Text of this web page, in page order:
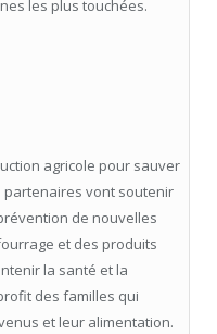
les plus touchées.
agricole pour sauver
partenaires vont soutenir
de nouvelles
et des produits
la santé et la
des familles qui
et leur alimentation.